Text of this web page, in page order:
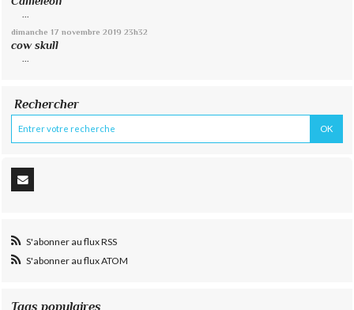
dimanche 17 novembre 2019 23h32
cow skull
...
Rechercher
S'abonner au flux RSS
S'abonner au flux ATOM
Tags populaires